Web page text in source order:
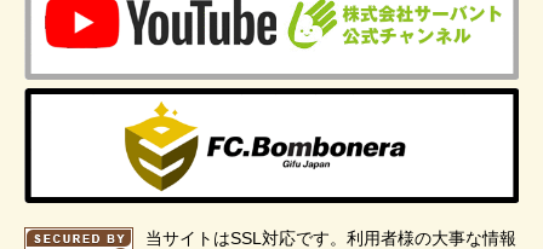
当サイトはSSL対応です。利用者様の大事な情報